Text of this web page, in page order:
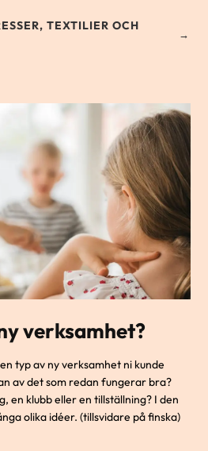
TEXTILIER OCH
verksamhet?
typ av ny verksamhet ni kunde
av det som redan fungerar bra?
en klubb eller en tillställning? I den
olika idéer. (tillsvidare på finska)